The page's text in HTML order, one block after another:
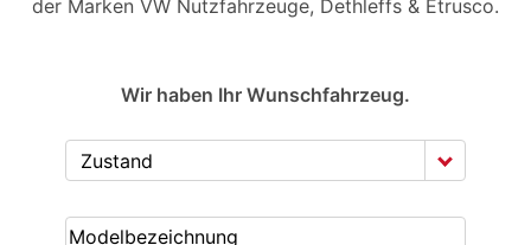
der Marken VW Nutzfahrzeuge, Dethleffs & Etrusco.
Wir haben Ihr Wunschfahrzeug.
Zustand